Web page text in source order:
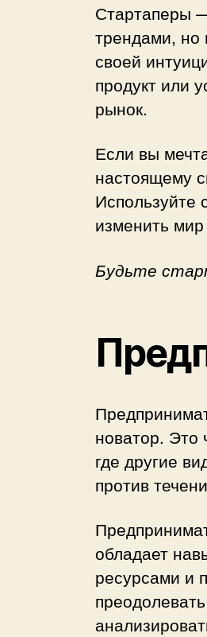
Стартаперы
трендами, но
своей
продукт или
рынок.
Если вы
настоящему
Используйте
изменить
Будьте
новатор. Это
где другие
против
обладает
ресурсами и